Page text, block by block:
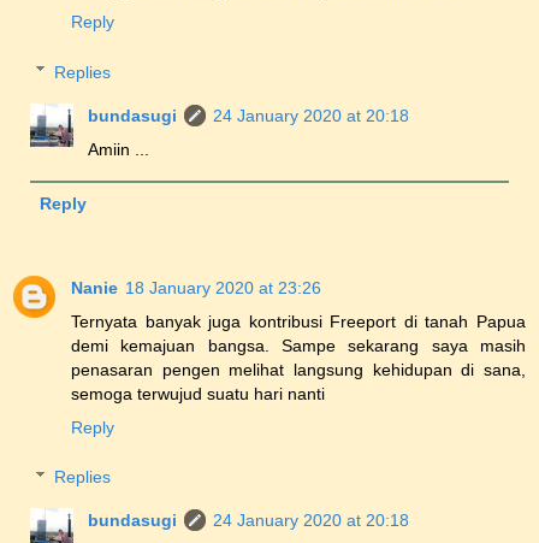
Reply
Replies
bundasugi
24 January 2020 at 20:18
Amiin ...
Reply
Nanie 18 January 2020 at 23:26
Ternyata banyak juga kontribusi Freeport di tanah Papua
demi kemajuan bangsa. Sampe sekarang saya masih
penasaran pengen melihat langsung kehidupan di sana,
semoga terwujud suatu hari nanti
Reply
Replies
bundasugi
24 January 2020 at 20:18